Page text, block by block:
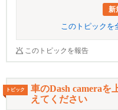
新
このトピックを
このトピックを報告
トピック
車のDash cameraを
えてください